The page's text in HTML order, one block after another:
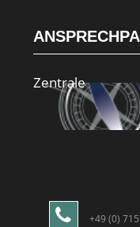
Zentrale
+49 (0)